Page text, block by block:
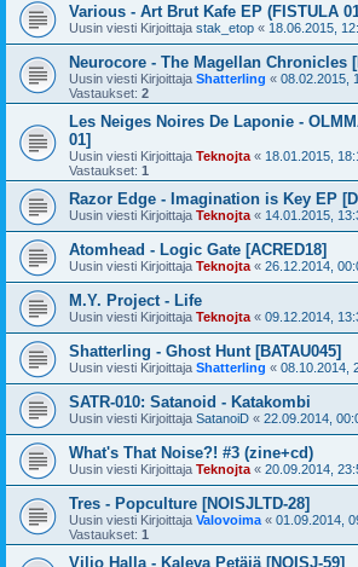
Various - Art Brut Kafe EP (FISTULA
Uusin viesti Kirjoittaja stak_etop « 18.06.2015,
Neurocore - The Magellan Chronicles
Uusin viesti Kirjoittaja Shatterling « 08.02.2015,
Vastaukset: 2
Les Neiges Noires De Laponie -
01]
Uusin viesti Kirjoittaja Teknojta « 18.01.2015,
Vastaukset: 1
Razor Edge - Imagination is Key EP
Uusin viesti Kirjoittaja Teknojta « 14.01.2015,
Atomhead - Logic Gate [ACRED18]
Uusin viesti Kirjoittaja Teknojta « 26.12.2014,
M.Y. Project - Life
Uusin viesti Kirjoittaja Teknojta « 09.12.2014,
Shatterling - Ghost Hunt [BATAU045]
Uusin viesti Kirjoittaja Shatterling « 08.10.2014,
SATR-010: Satanoid - Katakombi
Uusin viesti Kirjoittaja SatanoiD « 22.09.2014,
What's That Noise?! #3 (zine+cd)
Uusin viesti Kirjoittaja Teknojta « 20.09.2014,
Tres - Popculture [NOISJLTD-28]
Uusin viesti Kirjoittaja Valovoima « 01.09.2014,
Vastaukset: 1
Viljo Halla - Kaleva Petäjä [NOISJ-59]